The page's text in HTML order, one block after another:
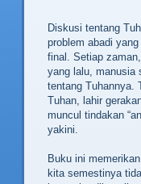
Diskusi tentang
problem abadi
final. Setiap
yang lalu, manusia
tentang Tuhannya.
Tuhan, lahir
muncul tindakan
yakini.
Buku ini
kita semestinya